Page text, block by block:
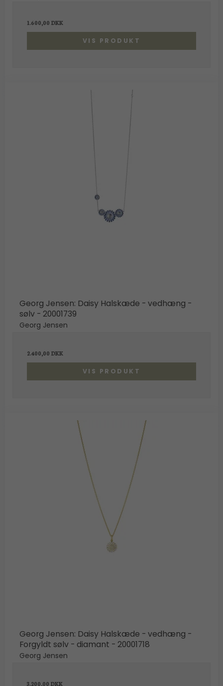
1.600,00 DKK
VIS PRODUKT
Georg Jensen: Daisy Halskæde - vedhæng -
sølv - 20001739
Georg Jensen
2.400,00 DKK
VIS PRODUKT
Georg Jensen: Daisy Halskæde - vedhæng -
Forgyldt sølv - diamant - 20001718
Georg Jensen
3.200,00 DKK